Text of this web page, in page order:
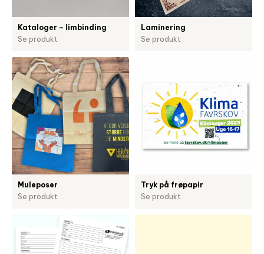
Kataloger – limbinding
Se produkt
Laminering
Se produkt
Muleposer
Se produkt
Tryk på frøpapir
Se produkt